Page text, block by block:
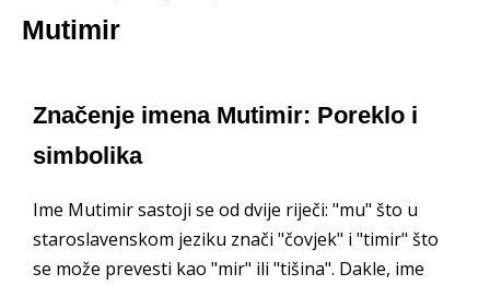
Mutimir
Značenje imena Mutimir: Poreklo i
simbolika
Ime Mutimir sastoji se od dvije riječi: "mu" što u
staroslavenskom jeziku znači "čovjek" i "timir" što
se može prevesti kao "mir" ili "tišina". Dakle, ime